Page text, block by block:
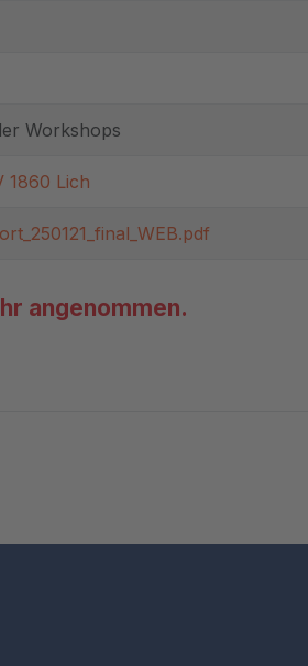
Workshops
1860 Lich
angenommen.